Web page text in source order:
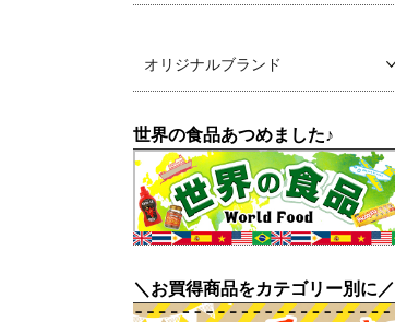
オリジナルブランド
世界の食品あつめました♪
＼お買得商品をカテゴリー別に／